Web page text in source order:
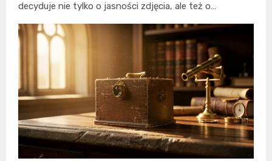
decyduje nie tylko o jasności zdjęcia, ale też o…